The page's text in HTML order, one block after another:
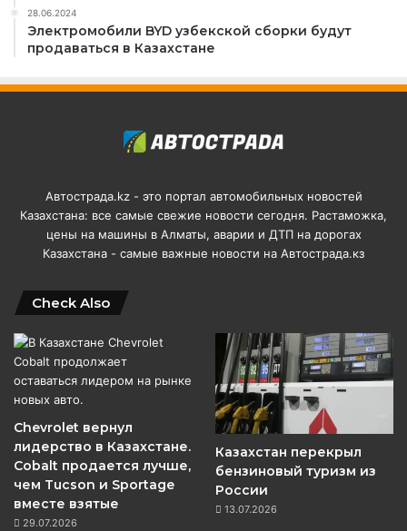
28.06.2024
Электромобили BYD узбекской сборки будут
продаваться в Казахстане
Автострада.kz - это портал автомобильных новостей
Казахстана: все самые свежие новости сегодня. Растаможка,
цены на машины в Алматы, аварии и ДТП на дорогах
Казахстана - самые важные новости на Автострада.кз
Check Also
Chevrolet вернул
лидерство в Казахстане.
Cobalt продается лучше,
чем Tucson и Sportage
вместе взятые
29.07.2026
Казахстан перекрыл
бензиновый туризм из
России
13.07.2026